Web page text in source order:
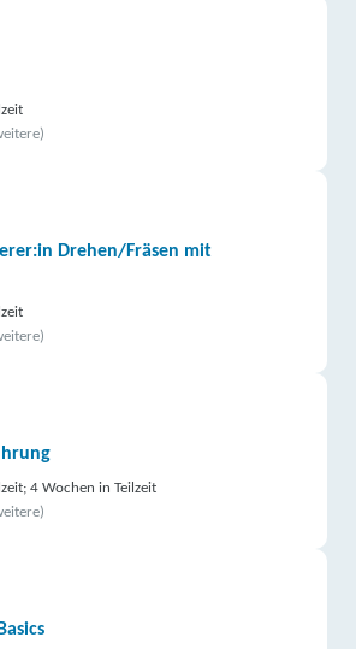
Drehen/Fräsen mit
4 Wochen in Teilzeit